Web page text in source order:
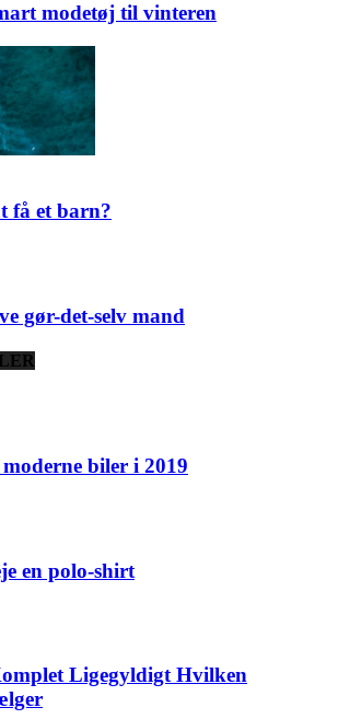
modetøj til vinteren
få et barn?
gør-det-selv mand
moderne biler i 2019
en polo-shirt
Ligegyldigt Hvilken